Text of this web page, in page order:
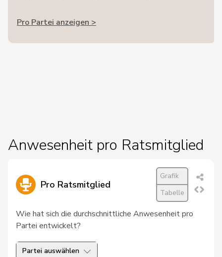
Pro Partei anzeigen >
Anwesenheit pro Ratsmitglied
Pro Ratsmitglied
Grafik
Tabelle
Wie hat sich die durchschnittliche Anwesenheit pro
Partei entwickelt?
Partei auswählen